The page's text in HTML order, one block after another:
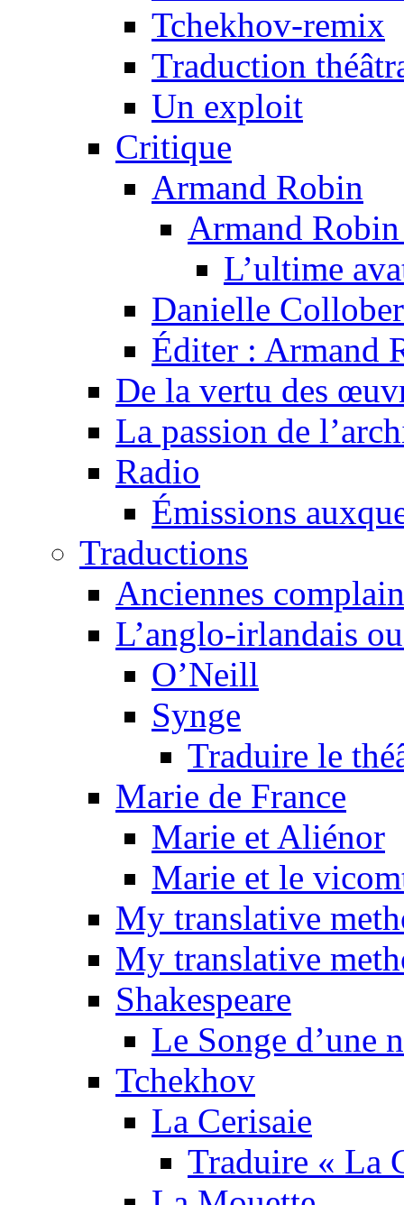
Tchekhov-remix
Traduction
Un exploit
Critique
Armand Robin
Armand
L’ultime
Danielle
Éditer : Armand
De la vertu des
La passion de
Radio
Émissions
Traductions
Anciennes
L’anglo-irlandais
O’Neill
Synge
Traduire le
Marie de France
Marie et Aliénor
Marie et le
My translative
My translative
Shakespeare
Le Songe d’une
Tchekhov
La Cerisaie
Traduire « La